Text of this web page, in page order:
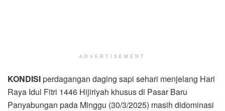
ADVERTISEMENT
KONDISIperdagangan daging sapi sehari menjelang Hari
Raya Idul Fitri 1446 Hijiriyah khusus di Pasar Baru
Panyabungan pada Minggu (30/3/2025) masih didominasi